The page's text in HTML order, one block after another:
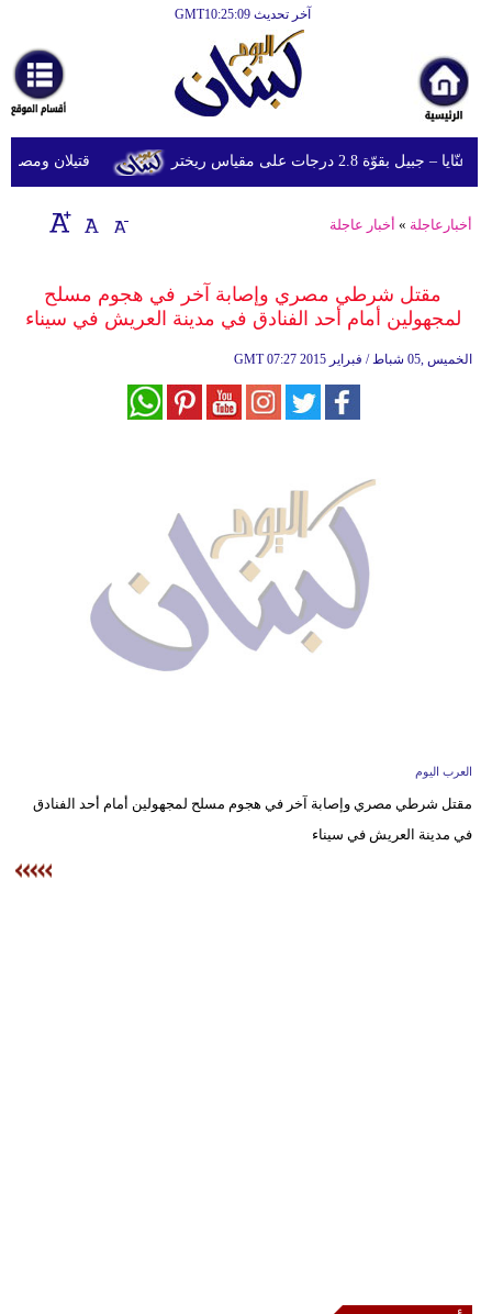
آخر تحديث GMT10:25:09
أخبارعاجلة
رياضة
ثقافة
إقتصاد
وموسيقى
علوم
قتيلان ومصابون جراء 14 غارة إسرائيلية على 2.8 درجات على مقياس ريختر
أخبارعاجلة » أخبار عاجلة
مقتل شرطي مصري وإصابة آخر في هجوم مسلح
لمجهولين أمام أحد الفنادق في مدينة العريش في سيناء
GMT 07:27 2015 الخميس ,05 شباط / فبراير
العرب اليوم
مقتل شرطي مصري وإصابة آخر في هجوم مسلح لمجهولين أمام أحد الفنادق
في مدينة العريش في سيناء